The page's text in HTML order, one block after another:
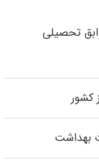
تحصیلی
کشور
بهداشت